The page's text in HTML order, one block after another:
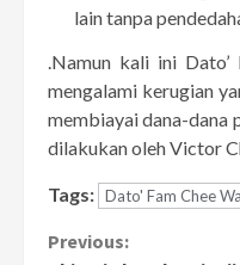
lain tanpa
.Namun kali ini Dato’
mengalami kerugian
membiayai dana-dana
dilakukan oleh Victor
Tags: Dato' Fam Chee
Continue
Previous: